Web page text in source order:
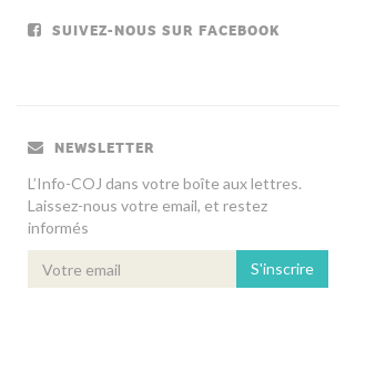
SUIVEZ-NOUS SUR FACEBOOK
NEWSLETTER
L’Info-COJ dans votre boîte aux lettres.
Laissez-nous votre email, et restez
informés
S'inscrire